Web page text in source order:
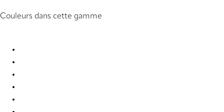
Couleurs dans cette gamme